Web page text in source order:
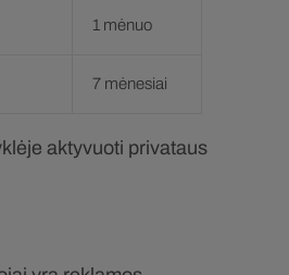
1 mėnuo
7 mėnesiai
aktyvuoti privataus